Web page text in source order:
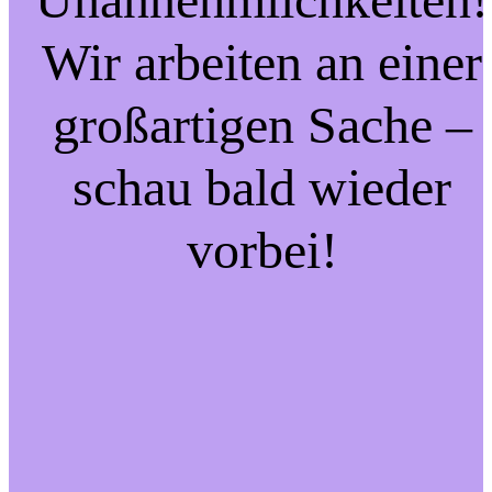
Wir arbeiten an einer
großartigen Sache –
schau bald wieder
vorbei!